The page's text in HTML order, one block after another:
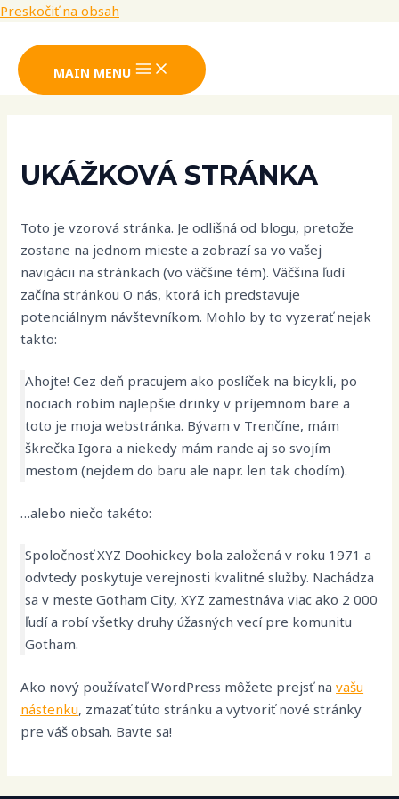
Preskočiť na obsah
MAIN MENU
UKÁŽKOVÁ STRÁNKA
Toto je vzorová stránka. Je odlišná od blogu, pretože
zostane na jednom mieste a zobrazí sa vo vašej
navigácii na stránkach (vo väčšine tém). Väčšina ľudí
začína stránkou O nás, ktorá ich predstavuje
potenciálnym návštevníkom. Mohlo by to vyzerať nejak
takto:
Ahojte! Cez deň pracujem ako poslíček na bicykli, po
nociach robím najlepšie drinky v príjemnom bare a
toto je moja webstránka. Bývam v Trenčíne, mám
škrečka Igora a niekedy mám rande aj so svojím
mestom (nejdem do baru ale napr. len tak chodím).
…alebo niečo takéto:
Spoločnosť XYZ Doohickey bola založená v roku 1971 a
odvtedy poskytuje verejnosti kvalitné služby. Nachádza
sa v meste Gotham City, XYZ zamestnáva viac ako 2 000
ľudí a robí všetky druhy úžasných vecí pre komunitu
Gotham.
Ako nový používateľ WordPress môžete prejsť navašu
nástenku, zmazať túto stránku a vytvoriť nové stránky
pre váš obsah. Bavte sa!